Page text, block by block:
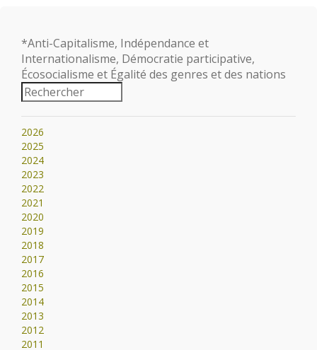
*Anti-Capitalisme, Indépendance et
Internationalisme, Démocratie participative,
Écosocialisme et Égalité des genres et des nations
2026
2025
2024
2023
2022
2021
2020
2019
2018
2017
2016
2015
2014
2013
2012
2011